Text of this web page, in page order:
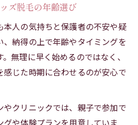
ズ脱毛の年齢選び
本人の気持ちと保護者の不安や疑
納得の上で年齢やタイミングを
無理に早く始めるのではなく、
じた時期に合わせるのが安心で
やクリニックでは、親子で参加で
グや体験プランを用意していま